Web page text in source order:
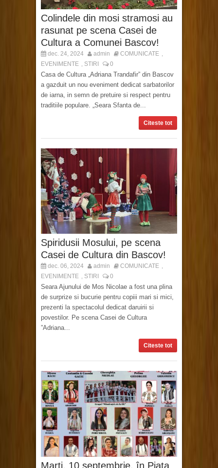
Colindele din mosi stramosi au
rasunat pe scena Casei de
Cultura a Comunei Bascov!
dec. 24, 2024 admin COMUNICATE
EVENIMENTE STIRI 0
Casa de Cultura „Adriana Trandafir” din Bascov
a gazduit un nou eveniment dedicat sarbatorilor
de iarna, in semn de pretuire si respect pentru
traditiile populare. „Seara Sfanta de...
Citeste tot
Spiridusii Mosului, pe scena
Casei de Cultura din Bascov!
dec. 06, 2024 admin COMUNICATE
EVENIMENTE STIRI 0
Seara Ajunului de Mos Nicolae a fost una plina
de surprize si bucurie pentru copiii mari si mici,
prezenti la spectacolul dedicat daruirii si
povestilor. Pe scena Casei de Cultura
”Adriana...
Citeste tot
Marți, 10 septembrie, în Piața